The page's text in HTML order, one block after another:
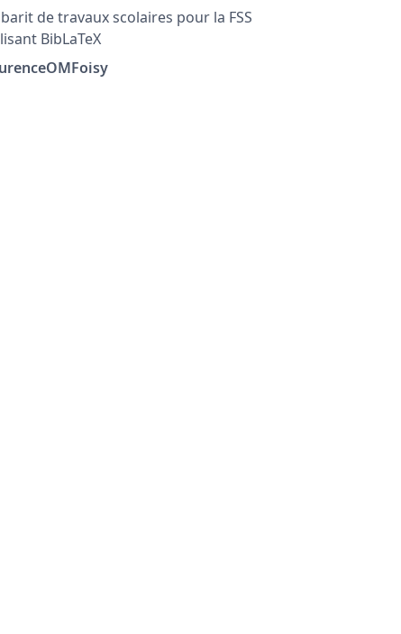
de travaux scolaires pour la FSS
BibLaTeX